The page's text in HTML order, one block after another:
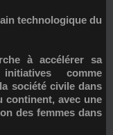
technologique du
à accélérer sa
comme
société civile dans
continent, avec une
des femmes dans